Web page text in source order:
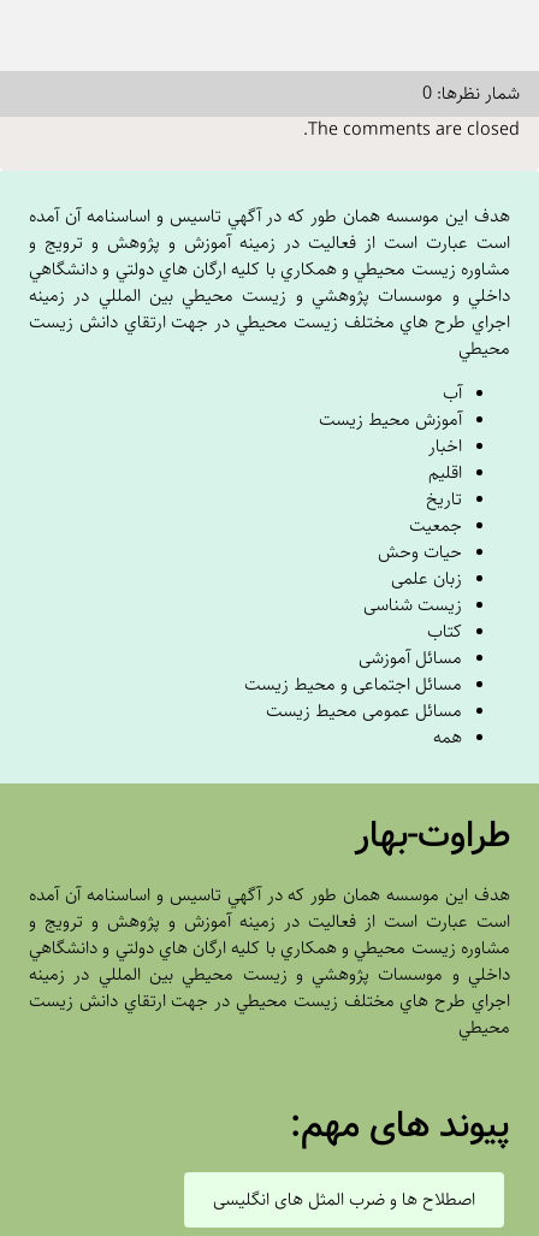
شمار نظرها: 0
The comments are closed.
هدف اين موسسه همان طور که در آگهي تاسيس و اساسنامه آن آمده
است عبارت است از فعاليت در زمينه آموزش و پژوهش و ترويج و
مشاوره زيست محيطي و همکاري با کليه ارگان هاي دولتي و دانشگاهي
داخلي و موسسات پژوهشي و زيست محيطي بين المللي در زمينه
اجراي طرح هاي مختلف زيست محيطي در جهت ارتقاي دانش زيست
محيطي
آب
آموزش محیط زیست
اخبار
اقلیم
تاریخ
جمعیت
حیات وحش
زبان علمی
زیست شناسی
کتاب
مسائل آموزشی
مسائل اجتماعی و محیط زیست
مسائل عمومی محیط زیست
همه
طراوت-بهار
هدف اين موسسه همان طور که در آگهي تاسيس و اساسنامه آن آمده
است عبارت است از فعاليت در زمينه آموزش و پژوهش و ترويج و
مشاوره زيست محيطي و همکاري با کليه ارگان هاي دولتي و دانشگاهي
داخلي و موسسات پژوهشي و زيست محيطي بين المللي در زمينه
اجراي طرح هاي مختلف زيست محيطي در جهت ارتقاي دانش زيست
محيطي
پیوند های مهم:
اصطلاح ها و ضرب المثل های انگلیسی